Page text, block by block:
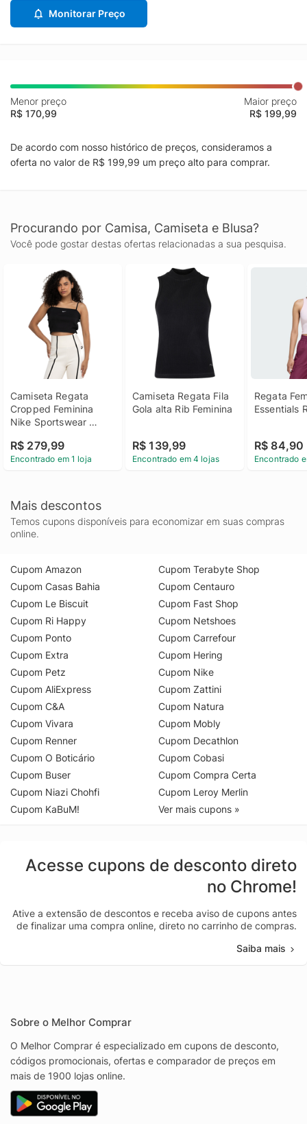
Monitorar Preço
Menor preço
R$ 170,99
Maior preço
R$ 199,99
De acordo com nosso histórico de preços, consideramos a
oferta no valor de R$ 199,99 um preço alto para comprar.
Procurando por Camisa, Camiseta e Blusa?
Você pode gostar destas ofertas relacionadas a sua pesquisa.
Camiseta Regata
Cropped Feminina
Nike Sportswear
R$ 279,99
Encontrado em 1 loja
Camiseta Regata Fila
Gola alta Rib Feminina
R$ 139,99
Encontrado em 4 lojas
Regata
Essentials
R$ 84,90
Encontrado
Mais descontos
Temos cupons disponíveis para economizar em suas compras
online.
Cupom Amazon
Cupom Casas Bahia
Cupom Le Biscuit
Cupom Ri Happy
Cupom Ponto
Cupom Extra
Cupom Petz
Cupom AliExpress
Cupom C&A
Cupom Vivara
Cupom Renner
Cupom O Boticário
Cupom Buser
Cupom Niazi Chohfi
Cupom KaBuM!
Cupom Terabyte Shop
Cupom Centauro
Cupom Fast Shop
Cupom Netshoes
Cupom Carrefour
Cupom Hering
Cupom Nike
Cupom Zattini
Cupom Natura
Cupom Mobly
Cupom Decathlon
Cupom Cobasi
Cupom Compra Certa
Cupom Leroy Merlin
Ver mais cupons »
Acesse cupons de desconto direto
no Chrome!
Ative a extensão de descontos e receba aviso de cupons antes
de finalizar uma compra online, direto no carrinho de compras.
Saiba mais
Sobre o Melhor Comprar
O Melhor Comprar é especializado em cupons de desconto,
códigos promocionais, ofertas e comparador de preços em
mais de 1900 lojas online.